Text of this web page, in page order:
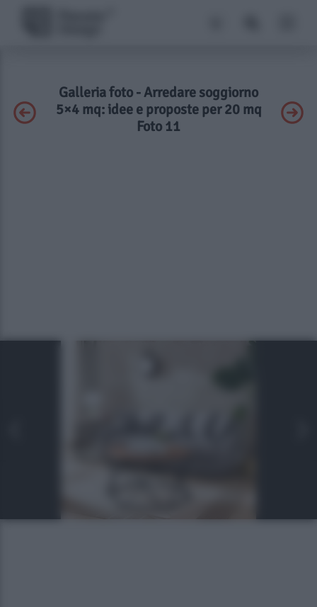
Galleria foto - Arredare soggiorno
5×4 mq: idee e proposte per 20 mq
Foto 11